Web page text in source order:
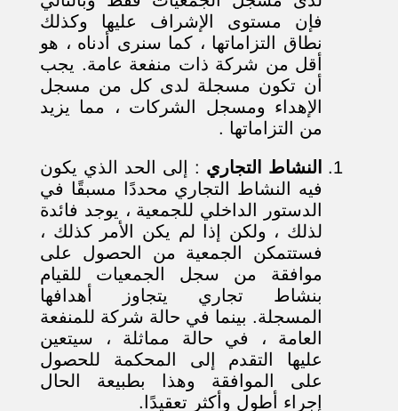
فإن مستوى الإشراف عليها وكذلك
نطاق التزاماتها ، كما سنرى أدناه ، هو
أقل من شركة ذات منفعة عامة. يجب
أن تكون مسجلة لدى كل من مسجل
الإهداء ومسجل الشركات ، مما يزيد
من التزاماتها .
النشاط التجاري : إلى الحد الذي يكون
فيه النشاط التجاري محددًا مسبقًا في
الدستور الداخلي للجمعية ، يوجد فائدة
لذلك ، ولكن إذا لم يكن الأمر كذلك ،
فستتمكن الجمعية من الحصول على
موافقة من سجل الجمعيات للقيام
بنشاط تجاري يتجاوز أهدافها
المسجلة. بينما في حالة شركة للمنفعة
العامة ، في حالة مماثلة ، سيتعين
عليها التقدم إلى المحكمة للحصول
على الموافقة وهذا بطبيعة الحال
إجراء أطول وأكثر تعقيدًا.